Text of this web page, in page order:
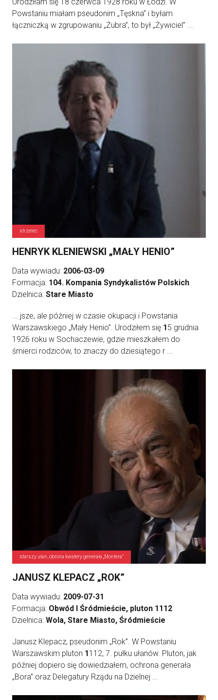
Powstaniu miałam pseudonim „Tęskna” i byłam
łączniczką w zgrupowaniu „Żubra”, to był „Żywiciel” ...
strzelec
HENRYK KLENIEWSKI „MAŁY HENIO”
Data wywiadu: 2006-03-09
Formacja: 104. Kompania Syndykalistów Polskich
Dzielnica: Stare Miasto
... jsze, ale później w czasie okupacji i Powstania
Warszawskiego „Mały Henio”. Urodziłem się 15 grudnia
1926 roku w Sochaczewie, gdzie mieszkałem do
śmierci rodziców, to znaczy do dziesiątego r ...
starszy ułan, obrona kwatery generała „Montera”
JANUSZ KLEPACZ „ROK”
Data wywiadu: 2009-07-31
Formacja: Obwód I Śródmieście, pluton 1112
Dzielnica: Wola, Stare Miasto, Śródmieście
Janusz Klepacz, pseudonim „Rok”. W Powstaniu
Warszawskim pluton 1112, 7. pułku ułanów. Pluton, jak
później dopiero się dowiedziałem, ochrona generała
„Bora” oraz Delegatury Rządu na Dzielnej ...